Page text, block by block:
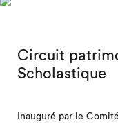
Circuit
Scholastique
Inauguré par le